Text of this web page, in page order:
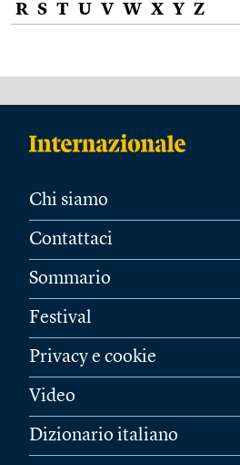
R S T U V W X Y Z
Chi siamo
Contattaci
Sommario
Festival
Privacy e cookie
Video
Dizionario italiano